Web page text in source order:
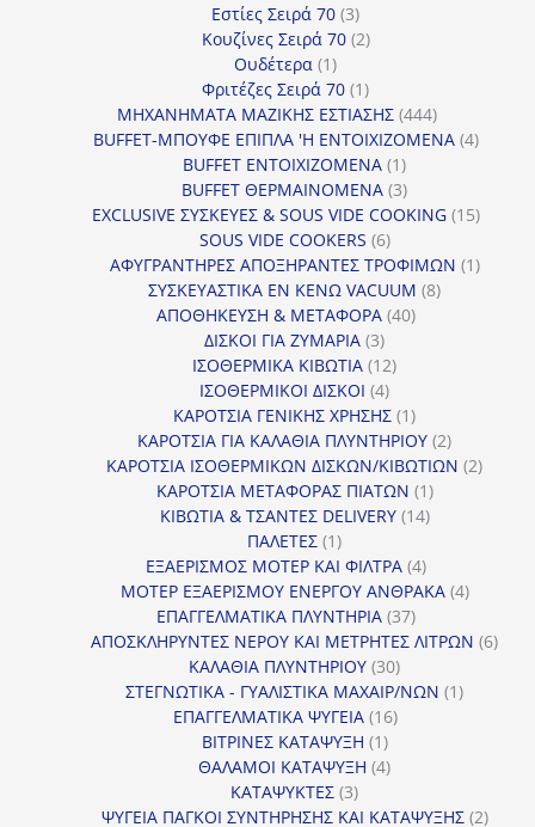
Εστίες Σειρά 70 33
προϊόντα
Κουζίνες Σειρά 70 22
Ουδέτερα 11
προϊόν
Φριτέζες Σειρά 70 11
προϊόν
ΜΗΧΑΝΗΜΑΤΑ ΜΑΖΙΚΗΣ ΕΣΤΙΑΣΗΣ 444444
προϊόντα
BUFFET-ΜΠΟΥΦΕ ΕΠΙΠΛΑ 'Η ΕΝΤΟΙΧΙΖΟΜΕΝΑ 44
BUFFET ΕΝΤΟΙΧΙΖΟΜΕΝΑ 11
προϊόν
BUFFET ΘΕΡΜΑΙΝΟΜΕΝΑ 33
προϊόντα
EXCLUSIVE ΣΥΣΚΕΥΕΣ & SOUS VIDE COOKING 1515
SOUS VIDE COOKERS 66
προϊόντα
ΑΦΥΓΡΑΝΤΗΡΕΣ ΑΠΟΞΗΡΑΝΤΕΣ ΤΡΟΦΙΜΩΝ 11
ΣΥΣΚΕΥΑΣΤΙΚΑ ΕΝ ΚΕΝΩ VACUUM 88
ΑΠΟΘΗΚΕΥΣΗ & ΜΕΤΑΦΟΡΑ 4040
ΔΙΣΚΟΙ ΓΙΑ ΖΥΜΑΡΙΑ 33
προϊόντα
ΙΣΟΘΕΡΜΙΚΑ ΚΙΒΩΤΙΑ 1212
ΙΣΟΘΕΡΜΙΚΟΙ ΔΙΣΚΟΙ 44
προϊόντα
ΚΑΡΟΤΣΙΑ ΓΕΝΙΚΗΣ ΧΡΗΣΗΣ 11
προϊόν
ΚΑΡΟΤΣΙΑ ΓΙΑ ΚΑΛΑΘΙΑ ΠΛΥΝΤΗΡΙΟΥ 22
προϊόντα
ΚΑΡΟΤΣΙΑ ΙΣΟΘΕΡΜΙΚΩΝ ΔΙΣΚΩΝ/ΚΙΒΩΤΙΩΝ 22
ΚΑΡΟΤΣΙΑ ΜΕΤΑΦΟΡΑΣ ΠΙΑΤΩΝ 11
προϊόν
ΚΙΒΩΤΙΑ & ΤΣΑΝΤΕΣ DELIVERY 1414
ΠΑΛΕΤΕΣ 11
προϊόν
ΕΞΑΕΡΙΣΜΟΣ ΜΟΤΕΡ ΚΑΙ ΦΙΛΤΡΑ 44
προϊόντα
ΜΟΤΕΡ ΕΞΑΕΡΙΣΜΟΥ ΕΝΕΡΓΟΥ ΑΝΘΡΑΚΑ 44
ΕΠΑΓΓΕΛΜΑΤΙΚΑ ΠΛΥΝΤΗΡΙΑ 3737
προϊόντα
ΑΠΟΣΚΛΗΡΥΝΤΕΣ ΝΕΡΟΥ ΚΑΙ ΜΕΤΡΗΤΕΣ ΛΙΤΡΩΝ 66
ΚΑΛΑΘΙΑ ΠΛΥΝΤΗΡΙΟΥ 3030
προϊόντα
ΣΤΕΓΝΩΤΙΚΑ - ΓΥΑΛΙΣΤΙΚΑ ΜΑΧΑΙΡ/ΝΩΝ 11
ΕΠΑΓΓΕΛΜΑΤΙΚΑ ΨΥΓΕΙΑ 1616
ΒΙΤΡΙΝΕΣ ΚΑΤΑΨΥΞΗ 11
προϊόν
ΘΑΛΑΜΟΙ ΚΑΤΑΨΥΞΗ 44
ΚΑΤΑΨΥΚΤΕΣ 33
προϊόντα
ΨΥΓΕΙΑ ΠΑΓΚΟΙ ΣΥΝΤΗΡΗΣΗΣ ΚΑΙ ΚΑΤΑΨΥΞΗΣ 22